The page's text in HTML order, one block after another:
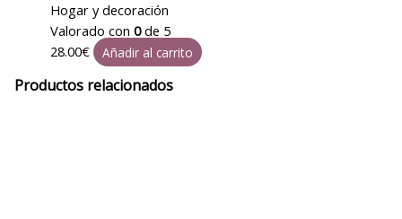
Hogar y decoración
Valorado con 0de 5
28.00€ Añadir al carrito
Productos relacionados